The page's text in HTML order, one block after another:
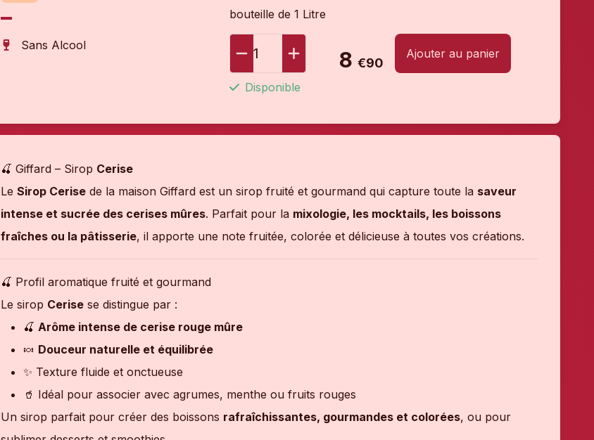
Sans Alcool
bouteille de 1 Litre
1 8 €90
Ajouter au panier
Disponible
🍒 Giffard – Sirop Cerise
LeSirop Cerise de la maison Giffard est un sirop fruité et gourmand qui capture toute la saveur
intense et sucrée des cerises mûres. Parfait pour la mixologie, les mocktails, les boissons
fraîches ou la pâtisserie, il apporte une note fruitée, colorée et délicieuse à toutes vos créations.
🍒 Profil aromatique fruité et gourmand
Le sirop Cerise se distingue par :
🍒Arôme intense de cerise rouge mûre
🍬 Douceur naturelle et équilibrée
✨ Texture fluide et onctueuse
🥤 Idéal pour associer avec agrumes, menthe ou fruits rouges
Un sirop parfait pour créer des boissons rafraîchissantes, gourmandes et colorées, ou pour